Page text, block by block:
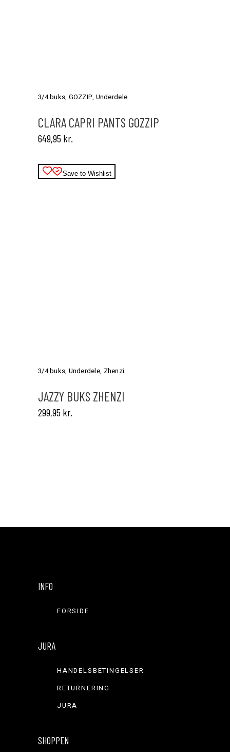
varianter.
Mulighederne
kan
varesiden
3/4 buks, GOZZIP, Underdele
CLARA CAPRI PANTS GOZZIP
649,95 kr.
Save to Wishlist
varianter.
Mulighederne
kan
3/4 buks, Underdele, Zhenzi
JAZZY BUKS ZHENZI
299,95 kr.
INFO
FORSIDE
JURA
HANDELSBETINGELSER
RETURNERING
JURA
SHOPPEN